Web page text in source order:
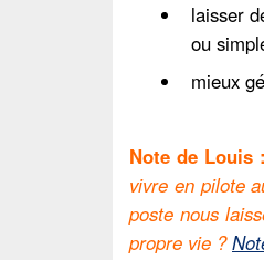
laisser
ou
mieux
Note de Louis :
vivre en pilote
poste nous
propre vie ?